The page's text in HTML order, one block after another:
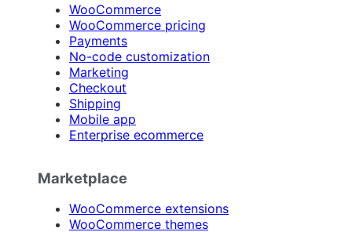
WooCommerce
WooCommerce pricing
Payments
No-code customization
Marketing
Checkout
Shipping
Mobile app
Enterprise ecommerce
Marketplace
WooCommerce extensions
WooCommerce themes